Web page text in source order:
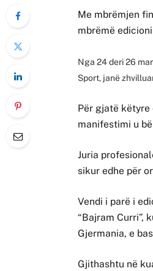
Me mbrëmjen
mbrëmë
Nga 24 deri 26
Sport, janë
Për gjatë
manifestimi u
Juria
sikur edhe për
Vendi i parë i
“Bajram Curri”,
Gjermania, e
Gjithashtu në